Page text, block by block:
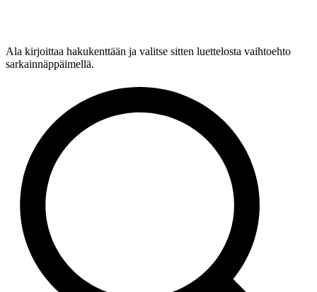
Ala kirjoittaa hakukenttään ja valitse sitten luettelosta vaihtoehto
sarkainnäppäimellä.